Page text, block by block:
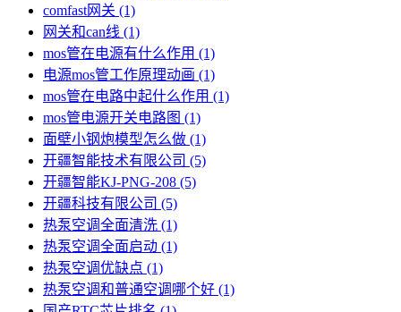
comfast网关 (1)
网关和can线 (1)
mos管在电源有什么作用 (1)
电源mos管工作原理动画 (1)
mos管在电路中起什么作用 (1)
mos管电源开关电路图 (1)
面壁小钢炮模型怎么做 (1)
开疆智能技术有限公司 (5)
开疆智能KJ-PNG-208 (5)
开疆科技有限公司 (5)
热泵空调全面清洗 (1)
热泵空调全面启动 (1)
热泵空调优缺点 (1)
热泵空调和普通空调哪个好 (1)